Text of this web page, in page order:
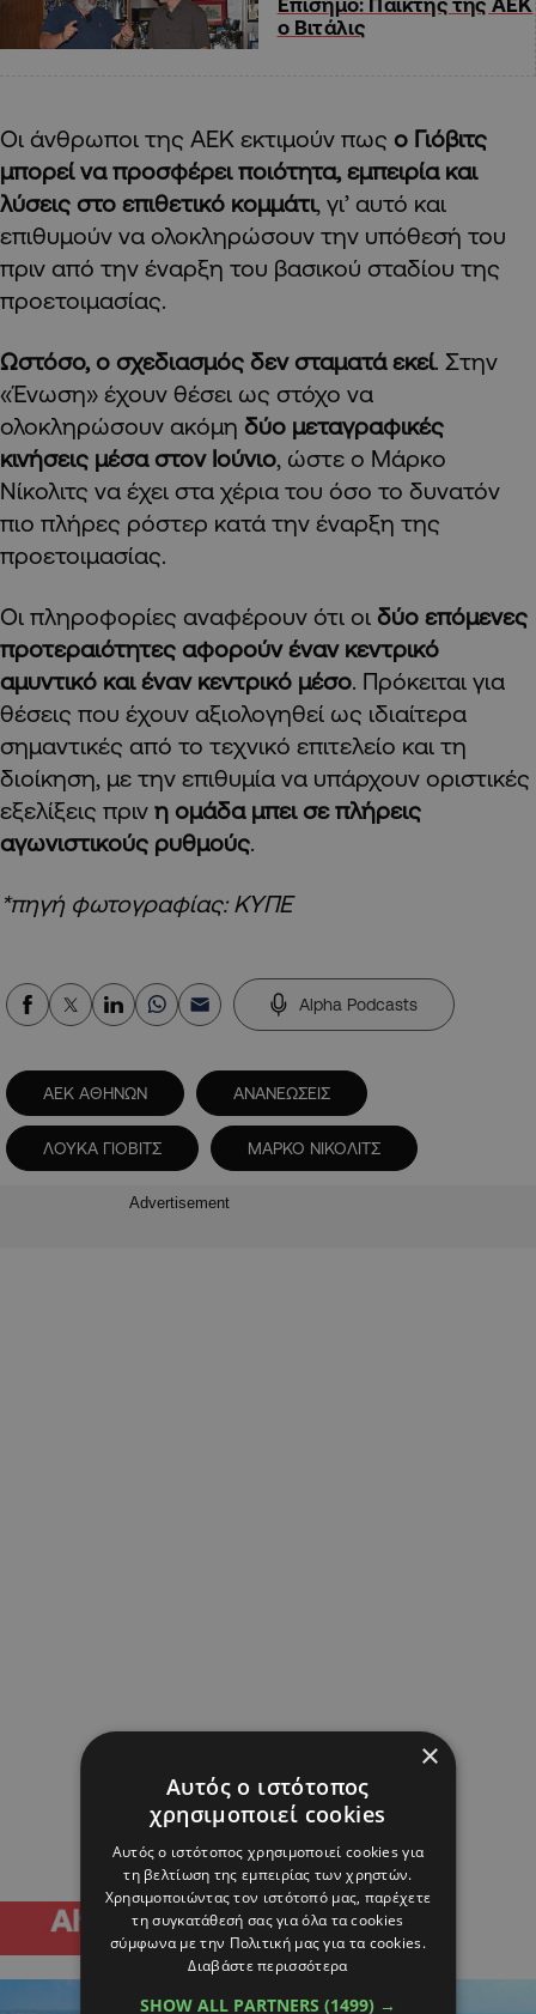
ο Βιτάλις
Οι άνθρωποι της ΑΕΚ εκτιμούν πως ο Γιόβιτς
μπορεί να προσφέρει ποιότητα, εμπειρία και
λύσεις στο επιθετικό κομμάτι, γι’ αυτό και
επιθυμούν να ολοκληρώσουν την υπόθεσή του
πριν από την έναρξη του βασικού σταδίου της
προετοιμασίας.
Ωστόσο, ο σχεδιασμός δεν σταματά εκεί. Στην
«Ένωση» έχουν θέσει ως στόχο να
ολοκληρώσουν ακόμη δύο μεταγραφικές
κινήσεις μέσα στον Ιούνιο , ώστε ο Μάρκο
Νίκολιτς να έχει στα χέρια του όσο το δυνατόν
πιο πλήρες ρόστερ κατά την έναρξη της
προετοιμασίας.
Οι πληροφορίες αναφέρουν ότι οι δύο επόμενες
προτεραιότητες αφορούν έναν κεντρικό
αμυντικό και έναν κεντρικό μέσο . Πρόκειται για
θέσεις που έχουν αξιολογηθεί ως ιδιαίτερα
σημαντικές από το τεχνικό επιτελείο και τη
διοίκηση, με την επιθυμία να υπάρχουν οριστικές
εξελίξεις πριν η ομάδα μπει σε πλήρεις
αγωνιστικούς ρυθμούς
*πηγή φωτογραφίας: ΚΥΠΕ
Alpha Podcasts
ΑΕΚ ΑΘΗΝΩΝ ΑΝΑΝΕΩΣΕΙΣ
ΛΟΥΚΑ ΓΙΟΒΙΤΣ ΜΑΡΚΟ ΝΙΚΟΛΙΤΣ
Advertisement
×
Αυτός ο ιστότοπος
χρησιμοποιεί cookies
Αυτός ο ιστότοπος χρησιμοποιεί cookies για
τη βελτίωση της εμπειρίας των χρηστών.
Χρησιμοποιώντας τον ιστότοπό μας, παρέχετε
τη συγκατάθεσή σας για όλα τα cookies
σύμφωνα με την Πολιτική μας για τα cookies.
Διαβάστε περισσότερα
SHOW ALL PARTNERS (1499) →